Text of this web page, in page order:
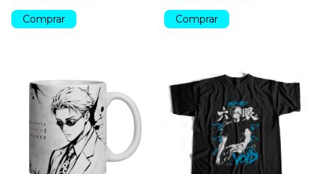
Comprar Comprar